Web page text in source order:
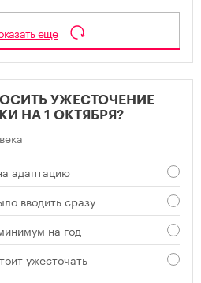
еще
УЖЕСТОЧЕНИЕ
НА 1 ОКТЯБРЯ?
адаптацию
вводить сразу
на год
ужесточать